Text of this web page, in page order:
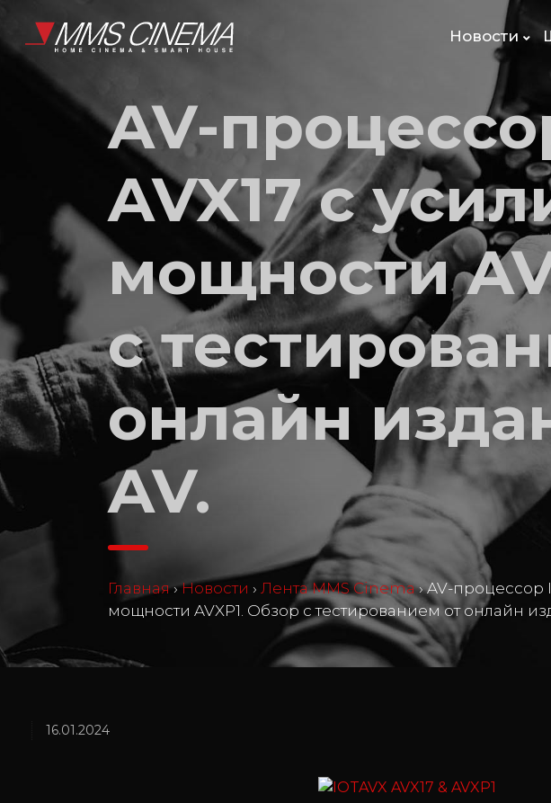
Новости
AV-
AVX17 с
мощности
с
онлайн
AV.
Главная › Новости › Лента MMS Cinema ›AV-процессор
мощности AVXP1. Обзор с тестированием от онлайн
16.01.2024